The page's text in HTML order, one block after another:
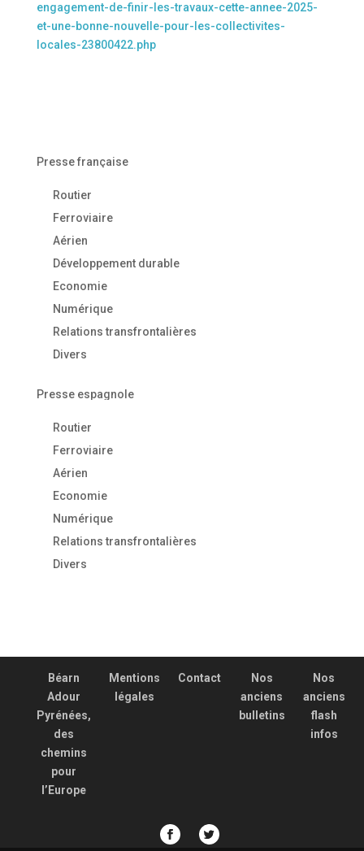
engagement-de-finir-les-travaux-cette-annee-2025-
et-une-bonne-nouvelle-pour-les-collectivites-
locales-23800422.php
Presse française
Routier
Ferroviaire
Aérien
Développement durable
Economie
Numérique
Relations transfrontalières
Divers
Presse espagnole
Routier
Ferroviaire
Aérien
Economie
Numérique
Relations transfrontalières
Divers
Béarn
Adour
Pyrénées,
des
chemins
pour
l’Europe
Mentions
légales
Contact
Nos
anciens
bulletins
Nos
anciens
flash
infos